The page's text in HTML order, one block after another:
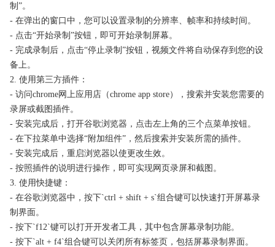
制”。
- 在弹出的窗口中，您可以设置录制的分辨率、帧率和持续时间。
- 点击“开始录制”按钮，即可开始录制屏幕。
- 完成录制后，点击“停止录制”按钮，视频文件将自动保存到您的设
备上。
2. 使用第三方插件：
- 访问chrome网上应用店（chrome app store），搜索并安装您需要的
录屏或截图插件。
- 安装完成后，打开谷歌浏览器，点击左上角的三个点菜单按钮。
- 在下拉菜单中选择“附加组件”，然后搜索并安装所需的插件。
- 安装完成后，重启浏览器以使更改生效。
- 按照插件的说明进行操作，即可实现网页录屏和截图。
3. 使用快捷键：
- 在谷歌浏览器中，按下`ctrl + shift + s`组合键可以快速打开屏幕录
制界面。
- 按下`f12`键可以打开开发者工具，其中包含屏幕录制功能。
- 按下`alt + f4`组合键可以关闭所有标签页，包括屏幕录制界面。